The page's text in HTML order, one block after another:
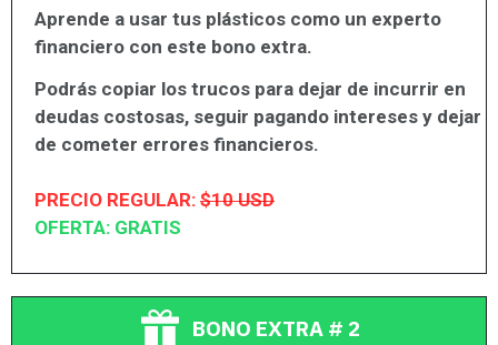
Aprende a usar tus plásticos como un experto
financiero con este bono extra.
Podrás copiar los trucos para dejar de incurrir en
deudas costosas, seguir pagando intereses y dejar
de cometer errores financieros.
PRECIO REGULAR: $10 USD
OFERTA: GRATIS
BONO EXTRA # 2